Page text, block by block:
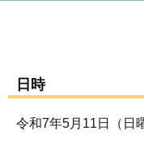
日時
令和7年5月11日（